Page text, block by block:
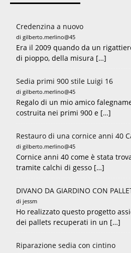
Credenzina a nuovo
di gilberto.merlino@45
Era il 2009 quando da un
di pioppo, della misura […]
Sedia primi 900 stile Luigi 16
di gilberto.merlino@45
Regalo di un mio amico
costruita nei primi 900 e […]
Restauro di una cornice anni 40
di gilberto.merlino@45
Cornice anni 40 come è stata
tramite calchi di gesso […]
DIVANO DA GIARDINO CON
di jessm
Ho realizzato questo progetto
dei pallets recuperati in un […]
Riparazione sedia con cintino